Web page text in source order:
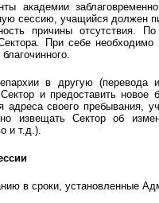
академии
сессию, учащийся должен
причины отсутствия.
При себе
в другую (перевода
и предоставить новое
адреса своего пребывания,
извещать Сектор об
и т.д.).
в сроки, установленные